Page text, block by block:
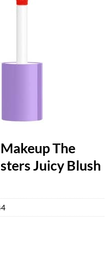
The
Juicy Blush